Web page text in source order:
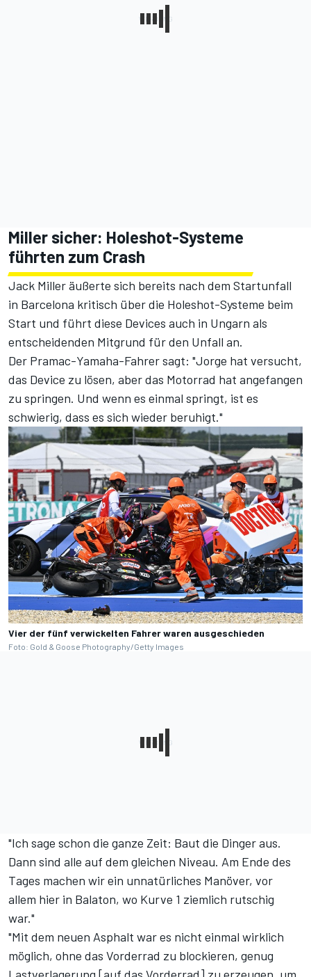
Miller sicher: Holeshot-Systeme
führten zum Crash
Jack Miller äußerte sich bereits nach dem Startunfall
in Barcelona kritisch über die Holeshot-Systeme beim
Start und führt diese Devices auch in Ungarn als
entscheidenden Mitgrund für den Unfall an.
Der Pramac-Yamaha-Fahrer sagt: "Jorge hat versucht,
das Device zu lösen, aber das Motorrad hat angefangen
zu springen. Und wenn es einmal springt, ist es
schwierig, dass es sich wieder beruhigt."
Vier der fünf verwickelten Fahrer waren ausgeschieden
Foto: Gold & Goose Photography/Getty Images
"Ich sage schon die ganze Zeit: Baut die Dinger aus.
Dann sind alle auf dem gleichen Niveau. Am Ende des
Tages machen wir ein unnatürliches Manöver, vor
allem hier in Balaton, wo Kurve 1 ziemlich rutschig
war."
"Mit dem neuen Asphalt war es nicht einmal wirklich
möglich, ohne das Vorderrad zu blockieren, genug